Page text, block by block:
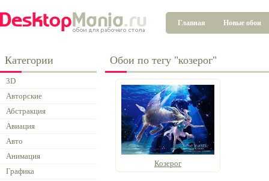
Главная Новые обои
Категории
3D
Авторские
Абстракция
Авиация
Авто
Анимация
Графика
Обои по тегу "козерог"
Козерог